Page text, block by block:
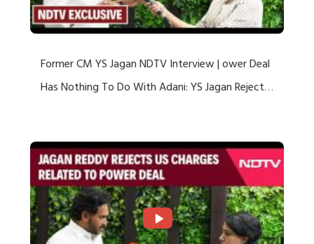
Former CM YS Jagan NDTV Interview | ower Deal
Has Nothing To Do With Adani: YS Jagan Rejects